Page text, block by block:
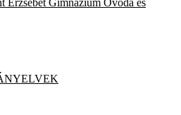
Erzsébet Gimnázium Óvoda és